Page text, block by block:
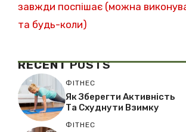
завжди поспішає (можна
та будь-коли)
RECENTPOSTS
ФІТНЕС
Як Зберегти Активність
Та Схуднути Взимку
ФІТНЕС